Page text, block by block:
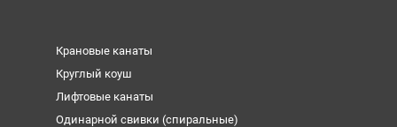
Крановые канаты
Круглый коуш
Лифтовые канаты
Одинарной свивки (спиральные)